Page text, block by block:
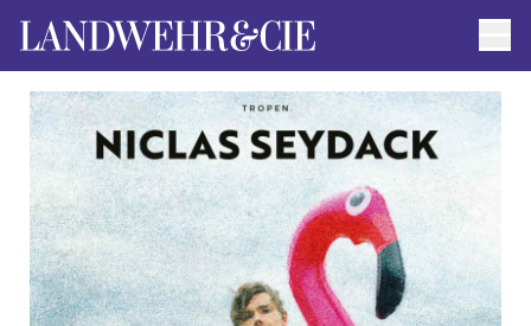
AUTOR*INNEN
AKTUELLE TITEL
FILMRECHTE
ANFRAGEN / IMPRESSUM